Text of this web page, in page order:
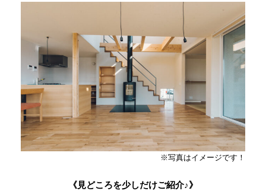
※写真はイメージです！
《見どころを少しだけご紹介♪》